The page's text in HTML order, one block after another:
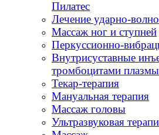
Пилатес
Лечение ударно-
Массаж ног и ступней
Перкуссионно-
Внутрисуставные
тромбоцитами
Текар-терапия
Мануальная терапия
Массаж головы
Ультразвуковая